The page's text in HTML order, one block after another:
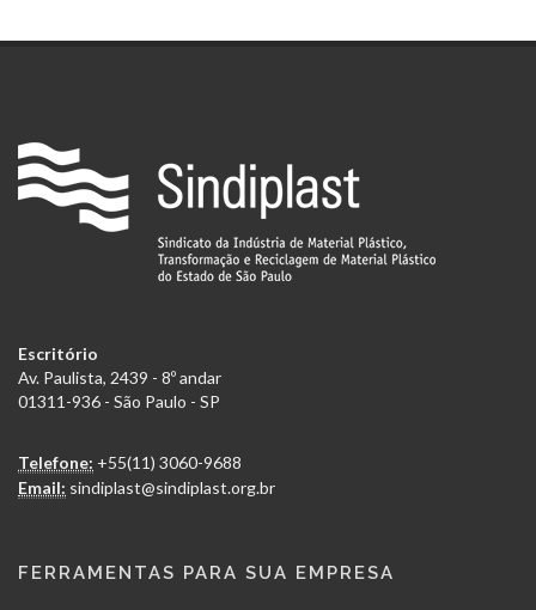
Escritório
Av. Paulista, 2439 - 8º andar
01311-936 - São Paulo - SP
Telefone: +55(11) 3060-9688
Email: sindiplast@sindiplast.org.br
FERRAMENTAS PARA SUA EMPRESA